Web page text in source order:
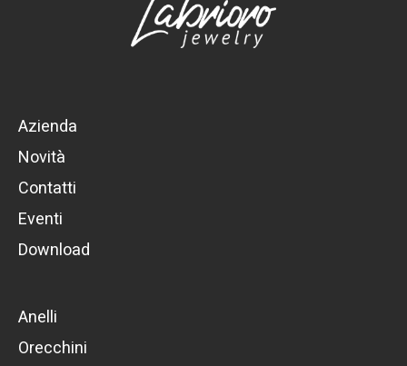
Azienda
Novità
Contatti
Eventi
Download
Anelli
Orecchini